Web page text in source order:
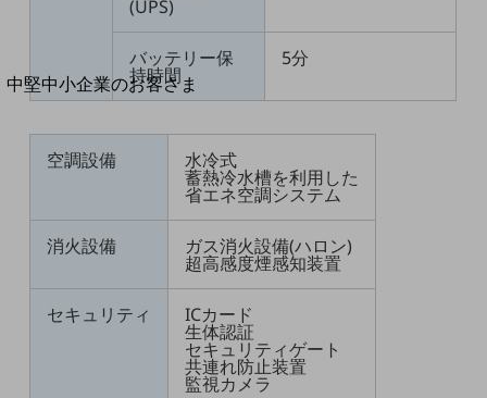
開催・出展する各種セミナー、イベント情報をご紹介します
中堅中小企業のお客さま
NTTドコモビジネスウォッチ
ビジネスお役立ち情報
旬な話題やお役立ち資料などDXの課題を
解決するヒントをお届けする記事サイト
お役立ち資料ダウンロード
トレンド記事特集
中堅中小企業向け
サービス・ソリューション
課題やニーズに合ったサービスをご紹介し、
中堅中小企業のビジネスをサポート！
(UPS)
バッテリー保
持時間
5分
空調設備 水冷式
蓄熱冷水槽を利用した
省エネ空調システム
消火設備 ガス消火設備(ハロン)
超高感度煙感知装置
セキュリティ ICカード
生体認証
セキュリティゲート
共連れ防止装置
監視カメラ